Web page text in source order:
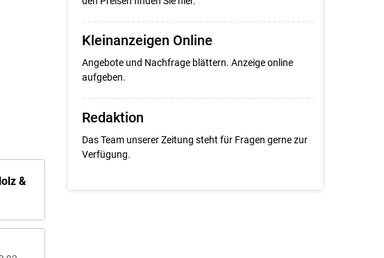
&
Kleinanzeigen Online
Angebote und Nachfrage blättern. Anzeige online
aufgeben.
Redaktion
Das Team unserer Zeitung steht für Fragen gerne zur
Verfügung.